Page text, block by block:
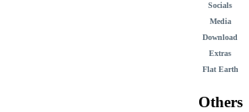
Socials
Media
Download
Extras
Flat Earth
Others